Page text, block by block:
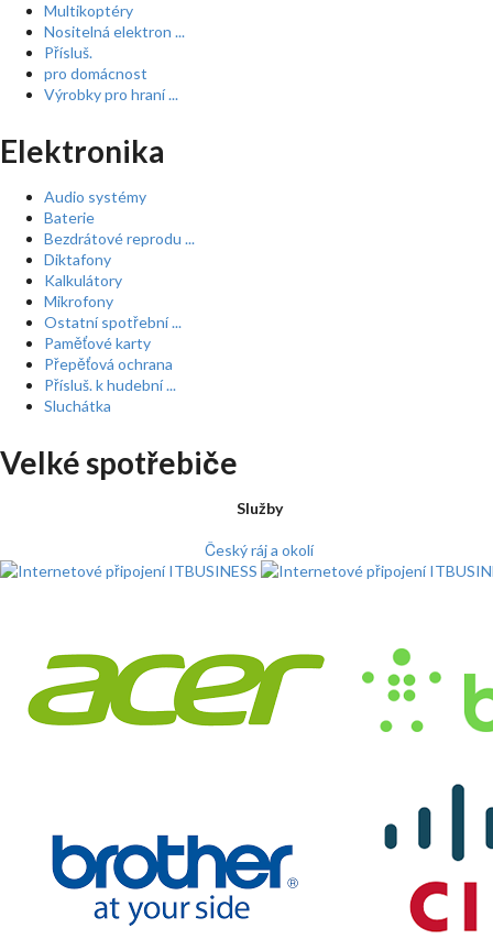
Multikoptéry
Nositelná elektron ...
Přísluš.
pro domácnost
Výrobky pro hraní ...
Elektronika
Audio systémy
Baterie
Bezdrátové reprodu ...
Diktafony
Kalkulátory
Mikrofony
Ostatní spotřební ...
Paměťové karty
Přepěťová ochrana
Přísluš. k hudební ...
Sluchátka
Velké spotřebiče
Služby
Český ráj a okolí